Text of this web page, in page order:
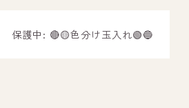
保護中: 🔴🟡色分け玉入れ🟢🔵